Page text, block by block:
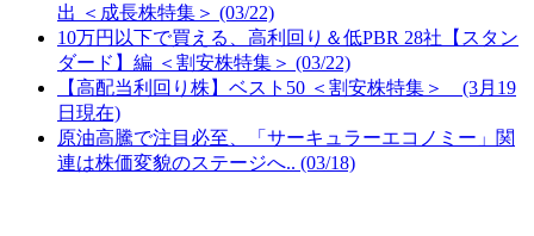
出 ＜成長株特集＞ (03/22)
10万円以下で買える、高利回り＆低PBR 28社【スタン
ダード】編 ＜割安株特集＞ (03/22)
【高配当利回り株】ベスト50 ＜割安株特集＞ (3月19
日現在)
原油高騰で注目必至、「サーキュラーエコノミー」関
連は株価変貌のステージへ.. (03/18)